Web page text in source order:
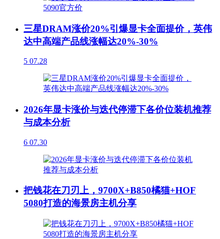
三星DRAM涨价20%引爆显卡全面提价，英伟
达中高端产品线涨幅达20%-30%
5 07.28
2026年显卡涨价与迭代停滞下各价位装机推荐
与成本分析
6 07.30
把钱花在刀刃上，9700X+B850橘猫+HOF
5080打造的海景房主机分享